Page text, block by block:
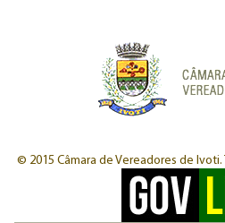
© 2015 Câmara de Vereadores de Ivoti.